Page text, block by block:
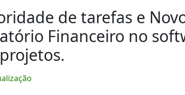
de tarefas e
Financeiro no